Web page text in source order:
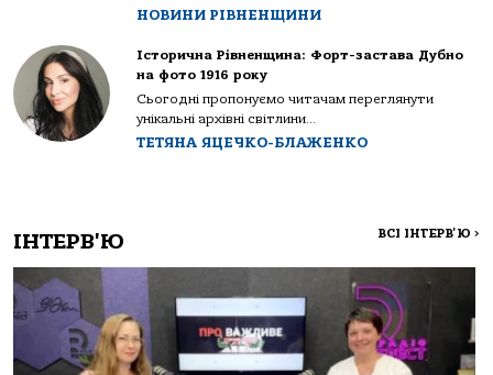
НОВИНИ РІВНЕНЩИНИ
Історична Рівненщина: Форт-застава Дубно
на фото 1916 року
Сьогодні пропонуємо читачам переглянути
унікальні архівні світлини...
ТЕТЯНА ЯЦЕЧКО-БЛАЖЕНКО
ІНТЕРВ'Ю ВСІ ІНТЕРВ'Ю >